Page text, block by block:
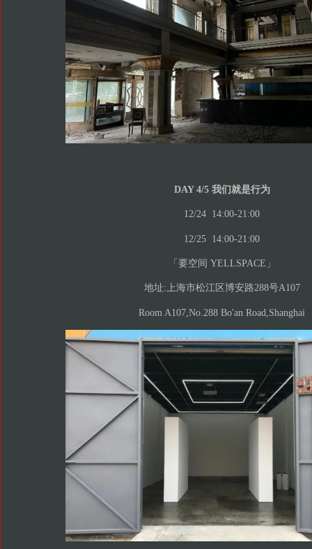
DAY 4/5 我们就是行为
12/24 14:00-21:00
12/25 14:00-21:00
「要空间 YELLSPACE」
地址:上海市松江区博安路288号A107
Room A107,No.288 Bo'an Road,Shanghai